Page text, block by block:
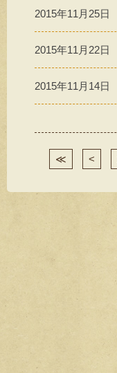
2015年11月25日
2015年11月22日
2015年11月14日
≪ <